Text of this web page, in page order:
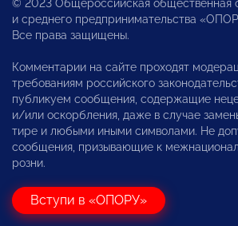
© 2023 Общероссийская общественная
и среднего предпринимательства
Все права защищены.
Комментарии на сайте проходят
требованиям российского
публикуем сообщения, содержащие
и/или оскорбления, даже в случае
тире и любыми иными символами. Не
сообщения, призывающие к
розни.
Вступи в «ОПОРУ»